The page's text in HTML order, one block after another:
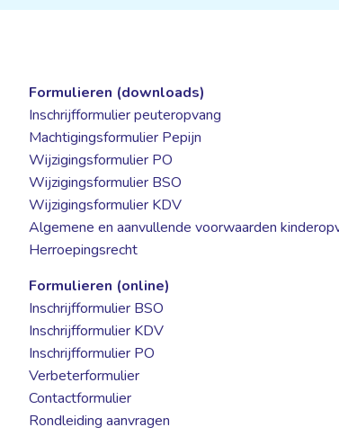
Formulieren (downloads)
Inschrijfformulier peuteropvang
Machtigingsformulier Pepijn
Wijzigingsformulier PO
Wijzigingsformulier BSO
Wijzigingsformulier KDV
Algemene en aanvullende voorwaarden
Herroepingsrecht
Formulieren (online)
Inschrijfformulier BSO
Inschrijfformulier KDV
Inschrijfformulier PO
Verbeterformulier
Contactformulier
Rondleiding aanvragen